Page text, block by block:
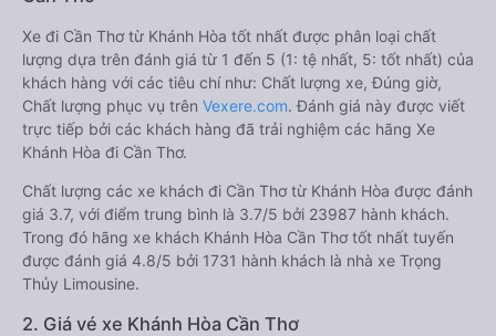
Xe đi Cần Thơ từ Khánh Hòa tốt nhất được phân loại chất
lượng dựa trên đánh giá từ 1 đến 5 (1: tệ nhất, 5: tốt nhất) của
khách hàng với các tiêu chí như: Chất lượng xe, Đúng giờ,
Chất lượng phục vụ trên Vexere.com. Đánh giá này được viết
trực tiếp bởi các khách hàng đã trải nghiệm các hãng Xe
Khánh Hòa đi Cần Thơ.
Chất lượng các xe khách đi Cần Thơ từ Khánh Hòa được đánh
giá 3.7, với điểm trung bình là 3.7/5 bởi 23987 hành khách.
Trong đó hãng xe khách Khánh Hòa Cần Thơ tốt nhất tuyến
được đánh giá 4.8/5 bởi 1731 hành khách là nhà xe Trọng
Thủy Limousine.
2. Giá vé xe Khánh Hòa Cần Thơ